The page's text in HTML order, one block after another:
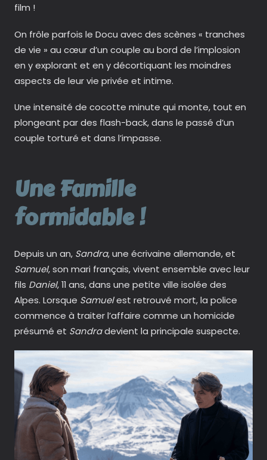
film !
On frôle parfois le Docu avec des scènes « tranches
de vie » au cœur d’un couple au bord de l’implosion
en y explorant et en y décortiquant les moindres
aspects de leur vie privée et intime.
Une intensité de cocotte minute qui monte, tout en
plongeant par des flash-back, dans le passé d’un
couple torturé et dans l’impasse.
Une Famille
formidable !
Depuis un an, Sandra, une écrivaine allemande, et
Samuel, son mari français, vivent ensemble avec leur
fils Daniel, 11 ans, dans une petite ville isolée des
Alpes. Lorsque Samuelest retrouvé mort, la police
commence à traiter l’affaire comme un homicide
présumé et Sandradevient la principale suspecte.